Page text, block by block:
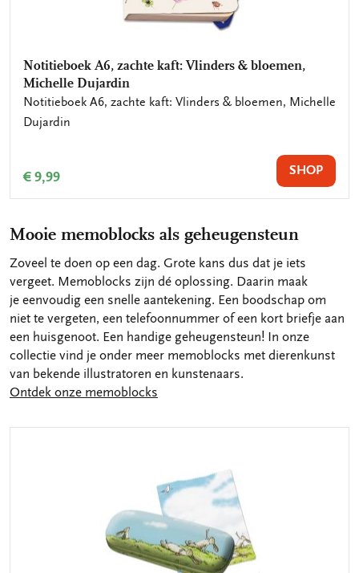
Notitieboek A6, zachte kaft: Vlinders & bloemen,
Michelle Dujardin
Notitieboek A6, zachte kaft: Vlinders & bloemen, Michelle
Dujardin
€ 9,99 SHOP
Notitieboek A6, zachte kaft: Boterbloempje,
Angelique Weijers
Notitieboek A6, zachte kaft: Boterbloempje, Angelique
Weijers
€ 9,99 SHOP
Mooie memoblocks als geheugensteun
Zoveel te doen op een dag. Grote kans dus dat je iets
vergeet. Memoblocks zijn dé oplossing. Daarin maak
je eenvoudig een snelle aantekening. Een boodschap om
niet te vergeten, een telefoonnummer of een kort briefje aan
een huisgenoot. Een handige geheugensteun! In onze
collectie vind je onder meer memoblocks met dierenkunst
van bekende illustratoren en kunstenaars.
Ontdek onze memoblocks